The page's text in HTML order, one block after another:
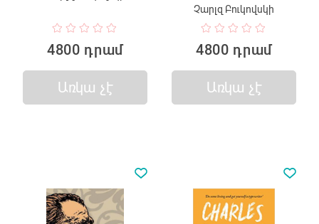
4800 դրամ
Առկա չէ
Չարլզ Բուկովսկի
4800 դրամ
Առկա չէ